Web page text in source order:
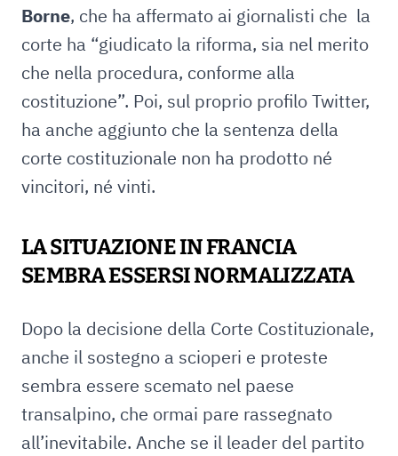
Borne, che ha affermato ai giornalisti che la
corte ha “giudicato la riforma, sia nel merito
che nella procedura, conforme alla
costituzione”. Poi, sul proprio profilo Twitter,
ha anche aggiunto che la sentenza della
corte costituzionale non ha prodotto né
vincitori, né vinti.
LA SITUAZIONE IN FRANCIA
SEMBRA ESSERSI NORMALIZZATA
Dopo la decisione della Corte Costituzionale,
anche il sostegno a scioperi e proteste
sembra essere scemato nel paese
transalpino, che ormai pare rassegnato
all’inevitabile. Anche se il leader del partito